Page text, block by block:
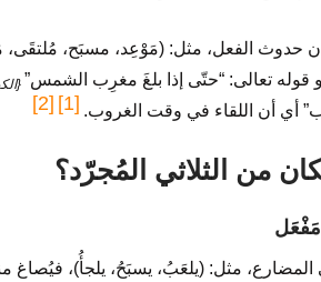
حدوث الفعل، مثل: (مَوْعِد، مسبَح،
قوله تعالى: “حتّى إذا بلغَ مغرِب الشمس”
أي أن اللقاء في وقت الغروب. [1]
[2]
من الثلاثي المُجرّد؟
المضارع، مثل: (يلعَبُ، يسبَحُ، يلجأُ)، فيُصاغ